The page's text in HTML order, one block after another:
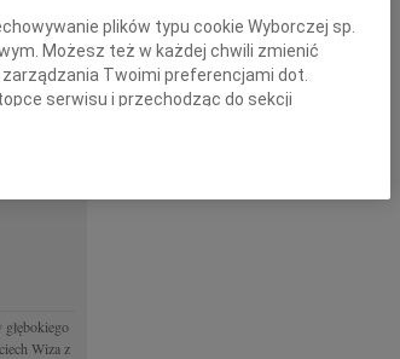
Wiza z
Poznań
Radom
Rzeszów
Szczecin
Warszawa
Wrocław
Zielona Góra
plików typu cookie Wyborczej sp.
Możesz też w każdej chwili zmienić
Twoimi preferencjami dot.
serwisu i przechodząc do sekcji
także za pomocą ustawień przeglądarki.
w następujących celach:
urządzenia do celów identyfikacji.
reklamy i treści, pomiar reklam i